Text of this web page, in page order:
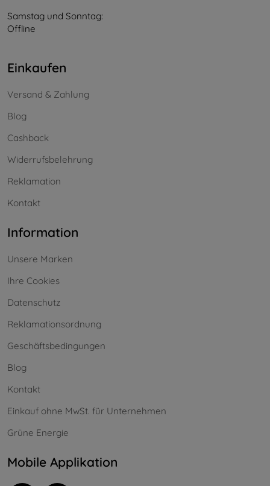
Samstag und Sonntag:
Offline
Einkaufen
Versand & Zahlung
Blog
Cashback
Widerrufsbelehrung
Reklamation
Kontakt
Information
Unsere Marken
Ihre Cookies
Datenschutz
Reklamationsordnung
Geschäftsbedingungen
Blog
Kontakt
Einkauf ohne MwSt. für Unternehmen
Grüne Energie
Mobile Applikation